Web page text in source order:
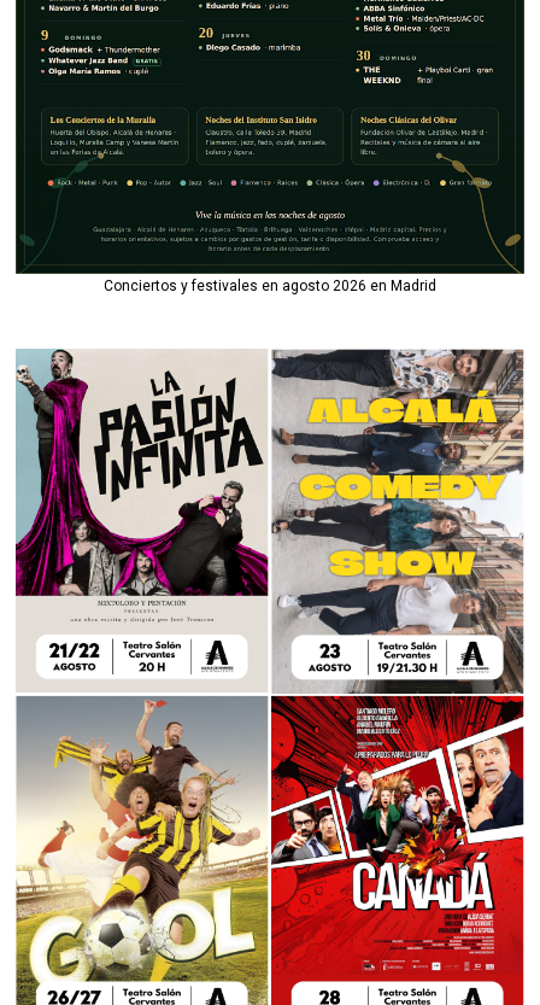
Conciertos y festivales en agosto 2026 en Madrid